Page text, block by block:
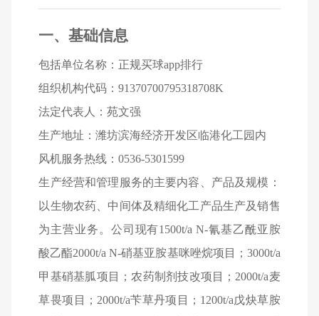
一、基础信息
包括单位名称：正规买球app排行
组织机构代码：91370700795318708K
法定代表人：苑文强
生产地址：潍坊滨海经济开发区临港化工园内
风机服务热线：0536-5301599
生产经营和管理服务的主要内容、产品及规模：
以生物农药、中间体及精细化工产品生产及销售
为主营业务。公司现有1500t/a N-氰基乙酰亚胺
酸乙酯2000t/a N-硝基亚胺基咪唑烷项目；3000t/a
甲基硝基胍项目；农药制剂技改项目；2000t/a麦
草畏项目；2000t/a苄草丹项目；1200t/a戊炔草胺